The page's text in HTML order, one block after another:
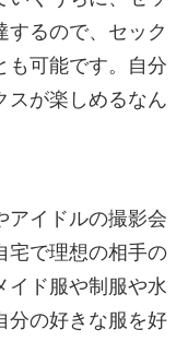
するので、セック
も可能です。自分
スが楽しめるなん
アイドルの撮影会
宅で理想の相手の
イド服や制服や水
分の好きな服を好